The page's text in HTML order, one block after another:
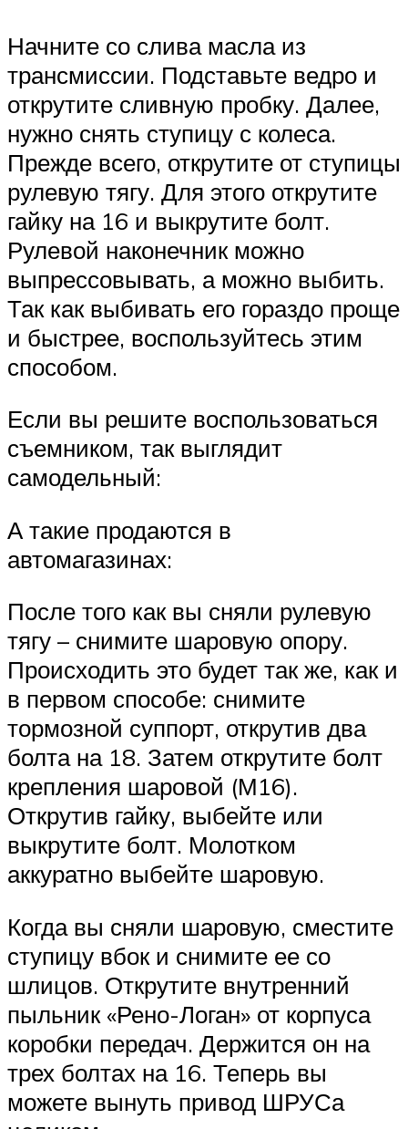
Начните со слива масла из
трансмиссии. Подставьте ведро и
открутите сливную пробку. Далее,
нужно снять ступицу с колеса.
Прежде всего, открутите от ступицы
рулевую тягу. Для этого открутите
гайку на 16 и выкрутите болт.
Рулевой наконечник можно
выпрессовывать, а можно выбить.
Так как выбивать его гораздо проще
и быстрее, воспользуйтесь этим
способом.
Если вы решите воспользоваться
съемником, так выглядит
самодельный:
А такие продаются в
автомагазинах:
После того как вы сняли рулевую
тягу – снимите шаровую опору.
Происходить это будет так же, как и
в первом способе: снимите
тормозной суппорт, открутив два
болта на 18. Затем открутите болт
крепления шаровой (М16).
Открутив гайку, выбейте или
выкрутите болт. Молотком
аккуратно выбейте шаровую.
Когда вы сняли шаровую, сместите
ступицу вбок и снимите ее со
шлицов. Открутите внутренний
пыльник «Рено-Логан» от корпуса
коробки передач. Держится он на
трех болтах на 16. Теперь вы
можете вынуть привод ШРУСа